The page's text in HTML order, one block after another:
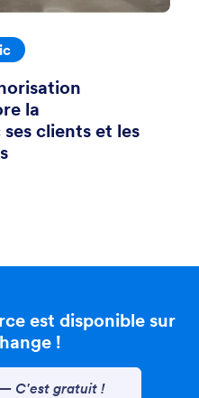
la
clients et les
est disponible sur
!
C'est gratuit !